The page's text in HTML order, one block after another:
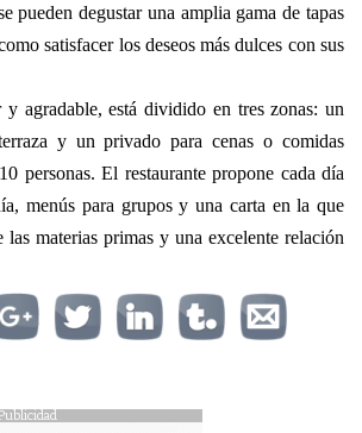
pueden degustar una amplia gama de tapas
satisfacer los deseos más dulces con sus
y agradable, está dividido en tres zonas: un
y un privado para cenas o comidas
personas. El restaurante propone cada día
menús para grupos y una carta en la que
las materias primas y una excelente relación